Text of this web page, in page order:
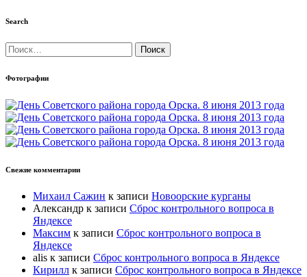
Search
Найти:
Фотографии
Свежие комментарии
Михаил Сажин к записи Новоорские курганы
Александр к записи Сброс контрольного вопроса в
Яндексе
Максим к записи Сброс контрольного вопроса в
Яндексе
alis к записи Сброс контрольного вопроса в Яндексе
Кирилл к записи Сброс контрольного вопроса в Яндексе